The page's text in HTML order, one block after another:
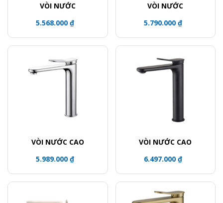
VÒI NƯỚC
5.568.000 ₫
VÒI NƯỚC
5.790.000 ₫
VÒI NƯỚC CAO
5.989.000 ₫
VÒI NƯỚC CAO
6.497.000 ₫